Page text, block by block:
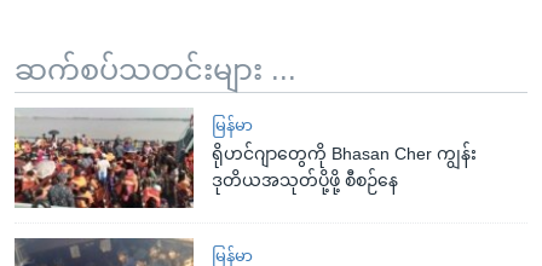
ဆက်စပ်သတင်းများ ...
မြန်မာ
ရိုဟင်ဂျာတွေကို Bhasan Cher ကျွန်း
ဒုတိယအသုတ်ပို့ဖို့ စီစဉ်နေ
မြန်မာ